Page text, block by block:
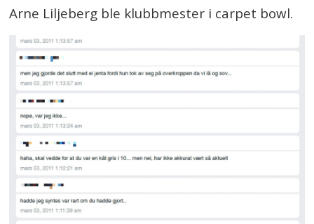
Arne Liljeberg ble klubbmester i carpet bowl.